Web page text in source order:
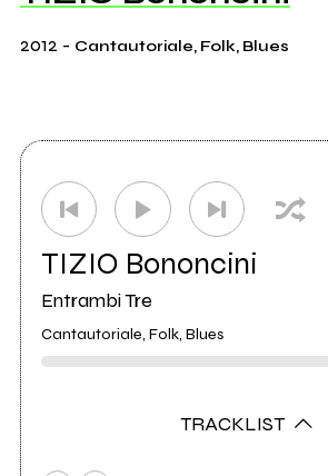
2012 - Cantautoriale, Folk, Blues
TIZIO Bononcini
Entrambi Tre
Cantautoriale, Folk, Blues
TRACKLIST